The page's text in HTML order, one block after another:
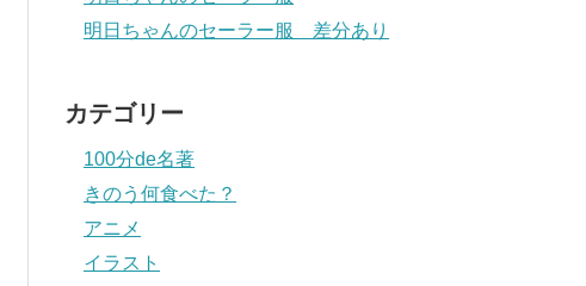
明日ちゃんのセーラー服 差分あり
カテゴリー
100分de名著
きのう何食べた？
アニメ
イラスト